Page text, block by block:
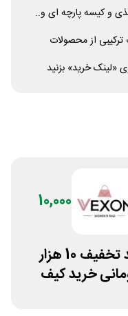
و کیسه پارچه ای و..
از محصولات
«لینک خرید» بزنید
10,000
کد تخفیف 10 هزار
خرید کیف